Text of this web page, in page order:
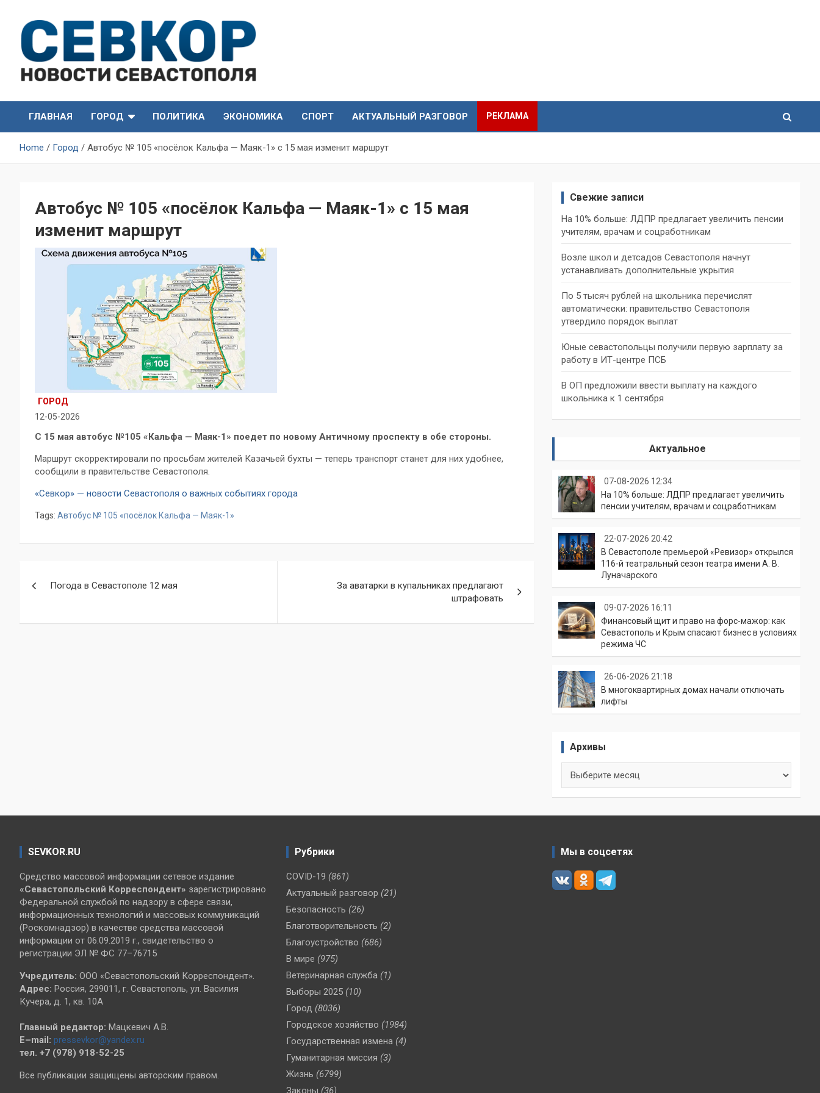
content
СевКор — Новости
Севастополя
Севастополя
ГЛАВНАЯ
ГОРОД ПОЛИТИКА ЭКОНОМИКА СПОРТ АКТУАЛЬНЫЙ РАЗГОВОР РЕКЛАМА
Home Город Автобус № 105 «посёлок Кальфа — Маяк-1» с 15 мая изменит маршрут
Автобус № 105 «посёлок Кальфа — Маяк-1» с 15 мая
изменит маршрут
ГОРОД
12-05-2026
С 15 мая автобус №105 «Кальфа — Маяк-1» поедет по новому Античному проспекту в обе стороны.
Маршрут скорректировали по просьбам жителей Казачьей бухты — теперь транспорт станет для них удобнее,
сообщили в правительстве Севастополя.
«Севкор» — новости Севастополя о важных событиях города
Tags: Автобус № 105 «посёлок Кальфа — Маяк-1»
записям
Погода в Севастополе 12 мая
За аватарки в купальниках предлагают
штрафовать
Свежие записи
На 10% больше: ЛДПР предлагает увеличить пенсии
учителям, врачам и соцработникам
Возле школ и детсадов Севастополя начнут
устанавливать дополнительные укрытия
По 5 тысяч рублей на школьника перечислят
автоматически: правительство Севастополя
утвердило порядок выплат
Юные севастопольцы получили первую зарплату за
работу в ИТ-центре ПСБ
В ОП предложили ввести выплату на каждого
школьника к 1 сентября
Актуальное
07-08-2026 12:34
На 10% больше: ЛДПР предлагает увеличить
пенсии учителям, врачам и соцработникам
22-07-2026 20:42
В Севастополе премьерой «Ревизор» открылся
116-й театральный сезон театра имени А. В.
Луначарского
09-07-2026 16:11
Финансовый щит и право на форс-мажор: как
Севастополь и Крым спасают бизнес в условиях
режима ЧС
26-06-2026 21:18
В многоквартирных домах начали отключать
лифты
Архивы
SEVKOR.RU
Средство массовой информации сетевое издание
«Севастопольский Корреспондент» зарегистрировано
Федеральной службой по надзору в сфере связи,
информационных технологий и массовых коммуникаций
(Роскомнадзор) в качестве средства массовой
информации от 06.09.2019 г., свидетельство о
регистрации ЭЛ № ФС 77–76715
Учредитель: ООО «Севастопольский Корреспондент».
Адрес: Россия, 299011, г. Севастополь, ул. Василия
Кучера, д. 1, кв. 10А
Главный редактор: Мацкевич А.В.
E–mail: pressevkor@yandex.ru
тел. +7 (978) 918-52-25
Все публикации защищены авторским правом.
Рубрики
COVID-19 (861)
Актуальный разговор (21)
Безопасность (26)
Благотворительность (2)
Благоустройство (686)
В мире (975)
Ветеринарная служба (1)
Выборы 2025 (10)
Город (8036)
Городское хозяйство (1984)
Государственная измена (4)
Гуманитарная миссия (3)
Жизнь (6799)
Законы (36)
Мы в соцсетях